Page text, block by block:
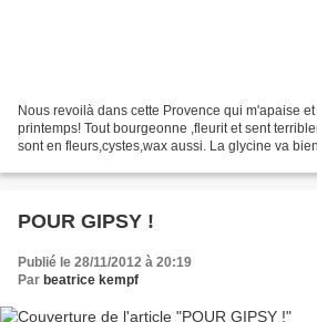
Nous revoilà dans cette Provence qui m'apaise
printemps! Tout bourgeonne ,fleurit et sent
sont en fleurs,cystes,wax aussi. La glycine va
POUR GIPSY !
Publié le 28/11/2012 à 20:19
Par beatrice kempf